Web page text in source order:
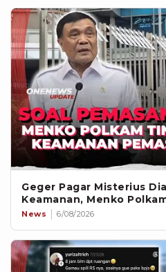
Geger Pagar Misterius
Keamanan, Menko
News 6/08/2026